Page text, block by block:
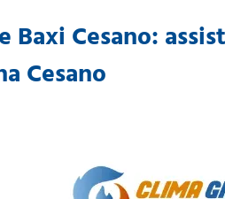
Baxi Cesano:
Cesano